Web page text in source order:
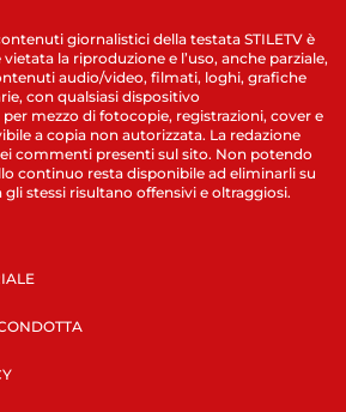
giornalistici della testata STILETV è
la riproduzione e l’uso, anche parziale,
audio/video, filmati, loghi, grafiche
con qualsiasi dispositivo
mezzo di fotocopie, registrazioni, cover e
a copia non autorizzata. La redazione
commenti presenti sul sito. Non potendo
continuo resta disponibile ad eliminarli su
gli stessi risultano offensivi e oltraggiosi.